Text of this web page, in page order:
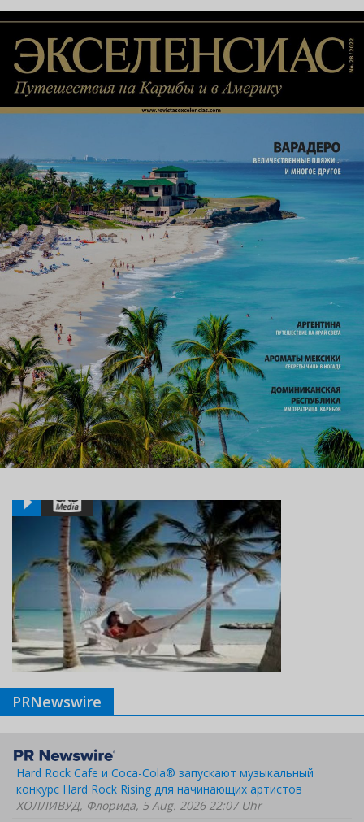
PRNewswire
Hard Rock Cafe и Coca-Cola® запускают музыкальный
конкурс Hard Rock Rising для начинающих артистов
ХОЛЛИВУД, Флорида, 5 Aug. 2026 22:07 Uhr